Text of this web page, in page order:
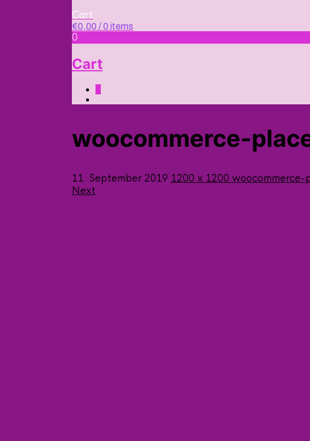
Cart
€0,00 / 0 items
0
Cart
woocommerce-
11. September 2019 1200 x 1200 woocommerce-
Next